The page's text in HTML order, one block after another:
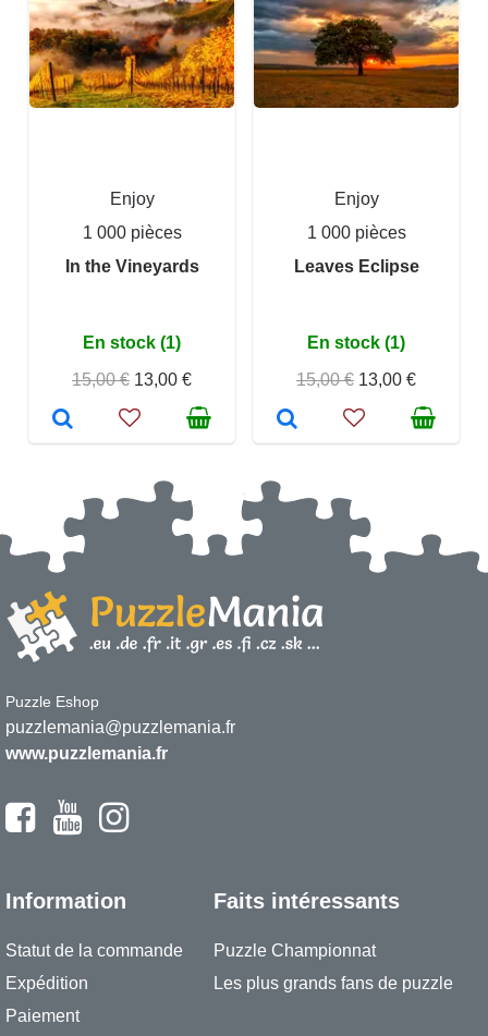
Enjoy
1 000 pièces
In the Vineyards
En stock (1)
15,00 € 13,00 €
Enjoy
1 000 pièces
Leaves Eclipse
En stock (1)
15,00 € 13,00 €
Puzzle Eshop
puzzlemania@puzzlemania.fr
www.puzzlemania.fr
Information
Statut de la commande
Expédition
Paiement
Faits intéressants
Puzzle Championnat
Les plus grands fans de puzzle